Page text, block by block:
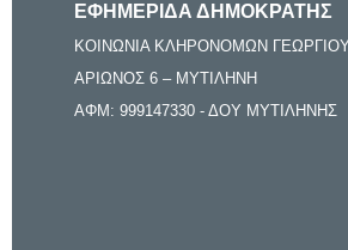
ΕΦΗΜΕΡΙΔΑ ΔΗΜΟΚΡΑΤΗΣ
ΚΟΙΝΩΝΙΑ ΚΛΗΡΟΝΟΜΩΝ
ΑΡΙΩΝΟΣ 6 – ΜΥΤΙΛΗΝΗ
ΑΦΜ: 999147330 - ΔΟΥ ΜΥΤΙΛΗΝΗΣ